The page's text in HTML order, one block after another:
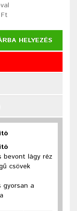
HELYEZÉS
bevont lágy réz
csövek
gyorsan a